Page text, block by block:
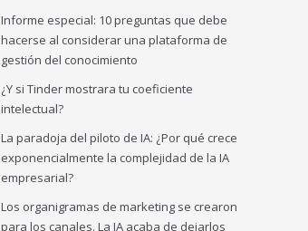
Informe especial: 10 preguntas que debe
hacerse al considerar una plataforma de
gestión del conocimiento
¿Y si Tinder mostrara tu coeficiente
intelectual?
La paradoja del piloto de IA: ¿Por qué crece
exponencialmente la complejidad de la IA
empresarial?
Los organigramas de marketing se crearon
para los canales. La IA acaba de dejarlos